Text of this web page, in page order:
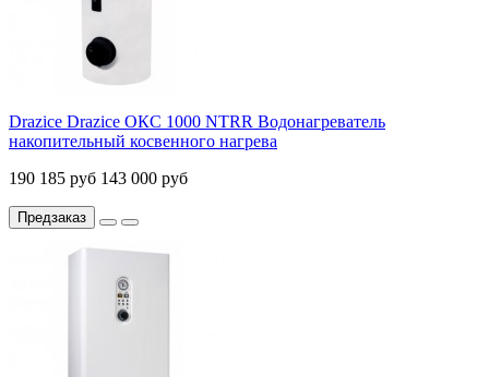
Drazice Drazice ОКС 1000 NTRR Водонагреватель
накопительный косвенного нагрева
190 185 руб 143 000 руб
Предзаказ